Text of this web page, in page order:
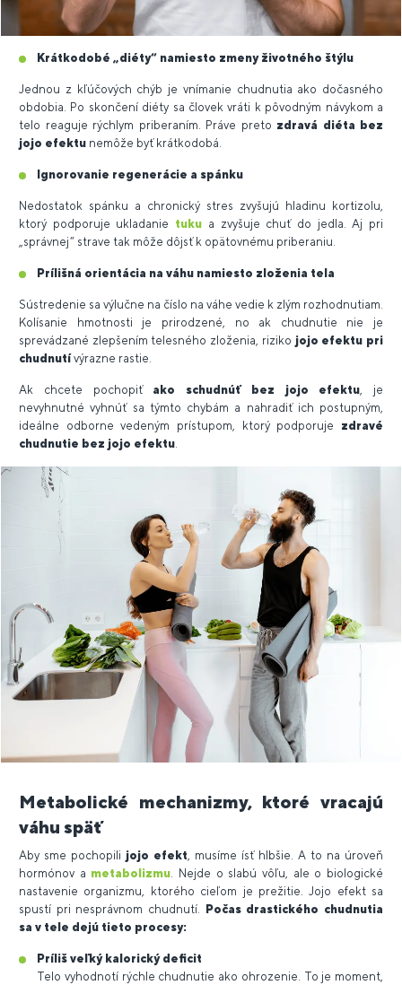
Krátkodobé „diéty“ namiesto zmeny životného štýlu
Jednou z kľúčových chýb je vnímanie chudnutia ako dočasného
obdobia. Po skončení diéty sa človek vráti k pôvodným návykom a
telo reaguje rýchlym priberaním. Práve preto zdravá diéta bez
jojo efektu nemôže byť krátkodobá.
Ignorovanie regenerácie a spánku
Nedostatok spánku a chronický stres zvyšujú hladinu kortizolu,
ktorý podporuje ukladanie tuku a zvyšuje chuť do jedla. Aj pri
„správnej“ strave tak môže dôjsť k opätovnému priberaniu.
Prílišná orientácia na váhu namiesto zloženia tela
Sústredenie sa výlučne na číslo na váhe vedie k zlým rozhodnutiam.
Kolísanie hmotnosti je prirodzené, no ak chudnutie nie je
sprevádzané zlepšením telesného zloženia, riziko jojo efektu pri
chudnutívýrazne rastie.
Ak chcete pochopiť ako schudnúť bez jojo efektu , je
nevyhnutné vyhnúť sa týmto chybám a nahradiť ich postupným,
ideálne odborne vedeným prístupom, ktorý podporuje zdravé
chudnutie bez jojo efektu
Metabolické mechanizmy, ktoré vracajú
váhu späť
Aby sme pochopili jojo efekt, musíme ísť hlbšie. A to na úroveň
hormónov a metabolizmu. Nejde o slabú vôľu, ale o biologické
nastavenie organizmu, ktorého cieľom je prežitie. Jojo efekt sa
spustí pri nesprávnom chudnutí.
Počas drastického chudnutia
sa v tele dejú tieto procesy:
Príliš veľký kalorický deficit
Telo vyhodnotí rýchle chudnutie ako ohrozenie. To je moment,